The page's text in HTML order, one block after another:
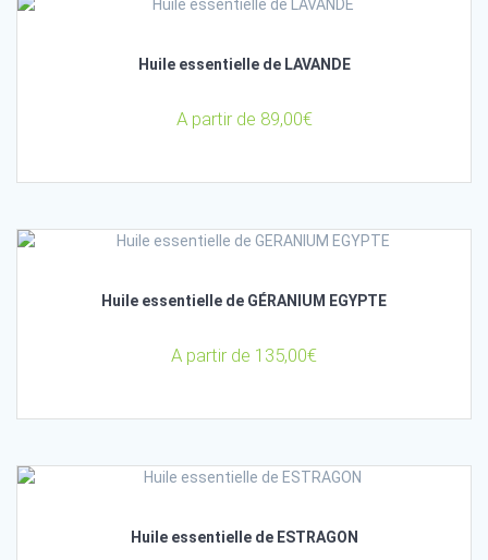
Huile essentielle de LAVANDE
A partir de 89,00€
Huile essentielle de GÉRANIUM EGYPTE
A partir de 135,00€
Huile essentielle de ESTRAGON